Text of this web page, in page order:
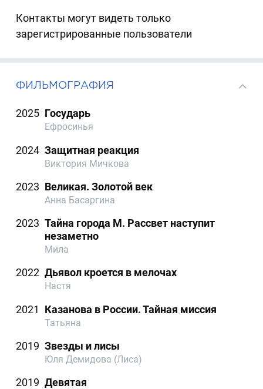
Контакты могут видеть только
зарегистрированные пользователи
ФИЛЬМОГРАФИЯ
2025 Государь
Ефросинья
2024 Защитная реакция
Виктория Мичкова
2023 Великая. Золотой век
Анна Басаргина
2023 Тайна города М. Рассвет наступит
незаметно
Мила
2022 Дьявол кроется в мелочах
Настя
2021 Казанова в России. Тайная миссия
Татьяна
2019 Звезды и лисы
Юля Демидова (Лиса)
2019 Девятая